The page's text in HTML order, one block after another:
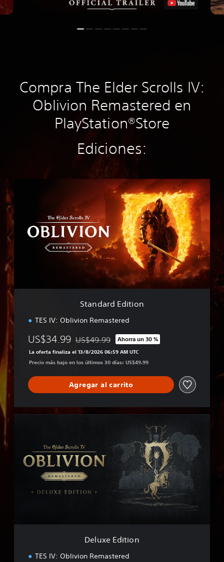
Compra The Elder Scrolls IV:
Oblivion Remastered en
PlayStation®Store
Ediciones:
t
Standard Edition
TES IV: Oblivion Remastered
US$34.99 Rebajado del precio original de US$49.99
US$49.99 Ahorra un 30 %
La oferta finaliza el 13/8/2026 06:59 AM UTC
Precio más bajo en los últimos 30 días: US$49.99
Agregar al carrito
o
Deluxe Edition
TES IV: Oblivion Remastered